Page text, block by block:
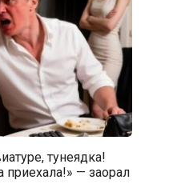
тунеядка!
приехала!» — заорал